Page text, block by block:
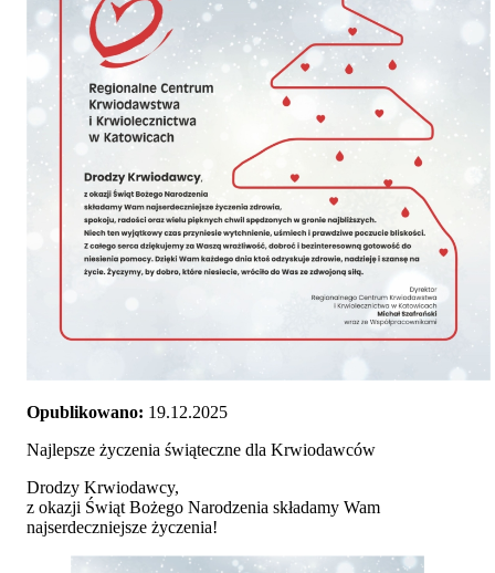
Opublikowano: 19.12.2025
Najlepsze życzenia świąteczne dla Krwiodawców
Drodzy Krwiodawcy,
z okazji Świąt Bożego Narodzenia składamy Wam
najserdeczniejsze życzenia!